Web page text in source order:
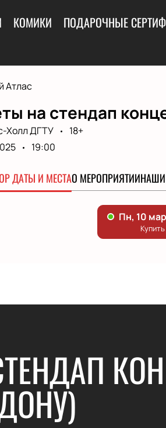
КОМИКИ ПОДАРОЧНЫЕ
Атлас
на стендап
Холл ДГТУ
18+
19:00
ДАТЫ И МЕСТАО МЕРОПРИЯТИИ